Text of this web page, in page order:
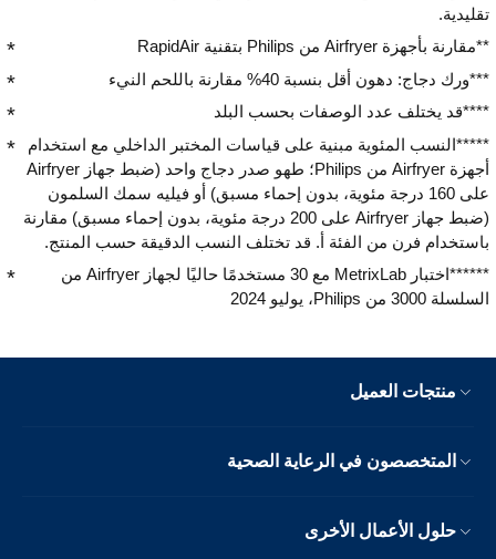
تقليدية.
**مقارنة بأجهزة Airfryer من Philips بتقنية RapidAir
***ورك دجاج: دهون أقل بنسبة 40% مقارنة باللحم النيء
****قد يختلف عدد الوصفات بحسب البلد
*****النسب المئوية مبنية على قياسات المختبر الداخلي مع استخدام
أجهزة Airfryer من Philips؛ طهو صدر دجاج واحد (ضبط جهاز Airfryer
على 160 درجة مئوية، بدون إحماء مسبق) أو فيليه سمك السلمون
(ضبط جهاز Airfryer على 200 درجة مئوية، بدون إحماء مسبق) مقارنة
باستخدام فرن من الفئة أ. قد تختلف النسب الدقيقة حسب المنتج.
******اختبار MetrixLab مع 30 مستخدمًا حاليًا لجهاز Airfryer من
السلسلة 3000 من Philips، يوليو 2024
منتجات العميل
المتخصصون في الرعاية الصحية
حلول الأعمال الأخرى